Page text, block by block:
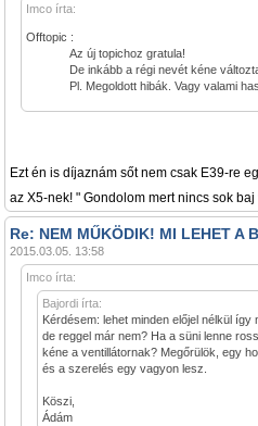
Imco írta:
Offtopic :
Az új topichoz gratula!
De inkább a régi nevét kéne
Pl. Megoldott hibák. Vagy valami
Ezt én is díjaznám sőt nem csak E39-re
az X5-nek! " Gondolom mert nincs sok baj
Re: NEM MŰKÖDIK! MI LEHET A
2015.03.05. 13:58
Imco írta:
Bajordi írta:
Kérdésem: lehet minden előjel nélkül így
de reggel már nem? Ha a süni lenne
kéne a ventillátornak? Megőrülök, egy
és a szerelés egy vagyon lesz.
Köszi,
Ádám